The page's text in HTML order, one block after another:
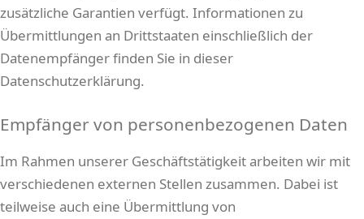
zusätzliche Garantien verfügt. Informationen zu
Übermittlungen an Drittstaaten einschließlich der
Datenempfänger finden Sie in dieser
Datenschutzerklärung.
Empfänger von personenbezogenen Daten
Im Rahmen unserer Geschäftstätigkeit arbeiten wir mit
verschiedenen externen Stellen zusammen. Dabei ist
teilweise auch eine Übermittlung von